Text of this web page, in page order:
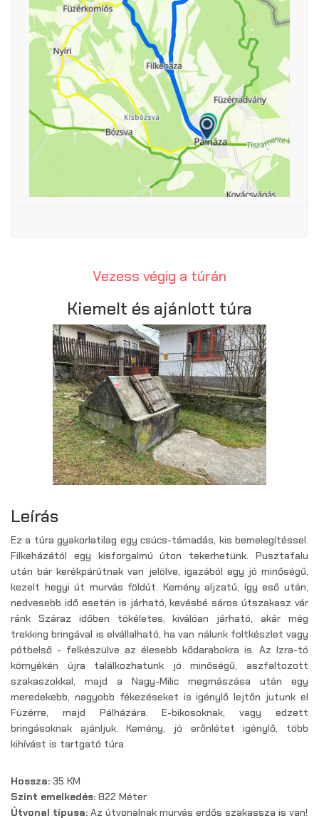
Vezess végig a túrán
Kiemelt és ajánlott túra
Leírás
Ez a túra gyakorlatilag egy csúcs-támadás, kis bemelegítéssel.
Filkeházától egy kisforgalmú úton tekerhetünk. Pusztafalu
után bár kerékpárútnak van jelölve, igazából egy jó minőségű,
kezelt hegyi út murvás földút. Kemény aljzatú, így eső után,
nedvesebb idő esetén is járható, kevésbé sáros útszakasz vár
ránk Száraz időben tökéletes, kiválóan járható, akár még
trekking bringával is elvállalható, ha van nálunk foltkészlet vagy
pótbelső - felkészülve az élesebb kődarabokra is. Az Izra-tó
környékén újra találkozhatunk jó minőségű, aszfaltozott
szakaszokkal, majd a Nagy-Milic megmászása után egy
meredekebb, nagyobb fékezéseket is igénylő lejtőn jutunk el
Füzérre, majd Pálházára. E-bikosoknak, vagy edzett
bringásoknak ajánljuk. Kemény, jó erőnlétet igénylő, több
kihívást is tartgató túra.
Hossza: 35 KM
Szint emelkedés: 822 Méter
Útvonal típusa: Az útvonalnak murvás erdős szakassza is van!